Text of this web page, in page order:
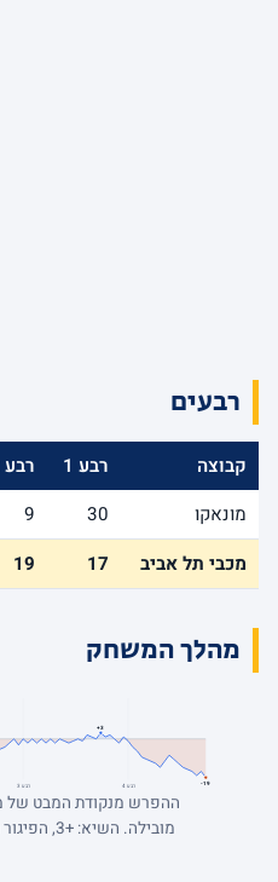
רבעים
קבוצה רבע 1 רבע 2
מונאקו
30
9
מכבי תל אביב
17
19
מהלך המשחק
+3
-19 רבע 3 רבע 4
ההפרש מנקודת המבט של